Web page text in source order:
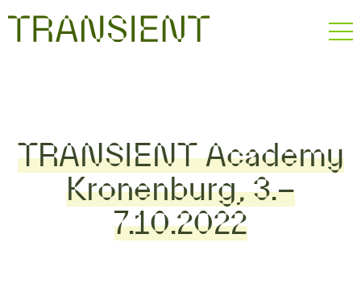
TRANSIENT Academy
Kronenburg, 3.–
7.10.2022